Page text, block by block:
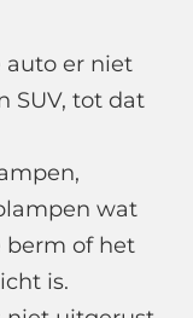
auto er niet
SUV, tot dat
wat
berm of het
is.